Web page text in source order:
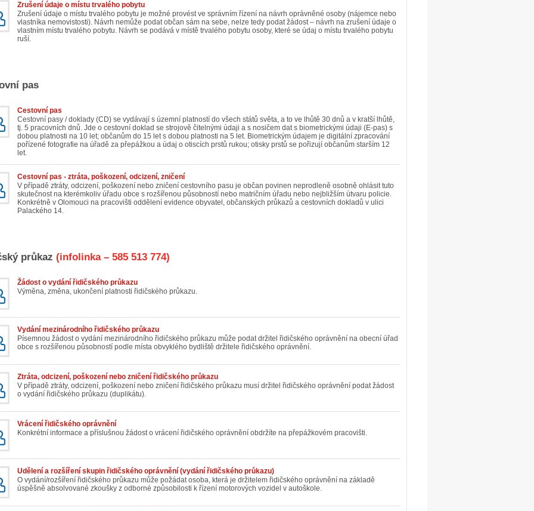
Zrušení údaje o místu trvalého pobytu
Zrušení údaje o místu trvalého pobytu je možné provést ve správním řízení na návrh oprávněné osoby (nájemce nebo
vlastníka nemovistosti). Návrh nemůže podat občan sám na sebe, nelze tedy podat žádost – návrh na zrušení údaje o
vlastním místu trvalého pobytu. Návrh se podává v místě trvalého pobytu osoby, které se údaj o místu trvalého pobytu
ruší.
pas
Cestovní pas
Cestovní pasy / doklady (CD) se vydávají s územní platností do všech států světa, a to ve lhůtě 30 dnů a v kratší lhůtě,
tj. 5 pracovních dnů. Jde o cestovní doklad se strojově čitelnými údaji a s nosičem dat s biometrickými údaji (E-pas) s
dobou platnosti na 10 let; občanům do 15 let s dobou platnosti na 5 let. Biometrickým údajem je digitální zpracování
pořízené fotografie na úřadě za přepážkou a údaj o otiscích prstů rukou; otisky prstů se pořizují občanům starším 12
let.
Cestovní pas - ztráta, poškození, odcizení, zničení
V případě ztráty, odcizení, poškození nebo zničení cestovního pasu je občan povinen neprodleně osobně ohlásit tuto
skutečnost na kterémkoliv úřadu obce s rozšířenou působností nebo matričním úřadu nebo nejbližším útvaru policie.
Konkrétně v Olomouci na pracovišti oddělení evidence obyvatel, občanských průkazů a cestovních dokladů v ulici
Palackého 14.
průkaz (infolinka – 585 513 774)
Žádost o vydání řidičského průkazu
Výměna, změna, ukončení platnosti řidičského průkazu.
Vydání mezinárodního řidičského průkazu
Písemnou žádost o vydání mezinárodního řidičského průkazu může podat držitel řidičského oprávnění na obecní úřad
obce s rozšířenou působností podle místa obvyklého bydliště držitele řidičského oprávnění.
Ztráta, odcizení, poškození nebo zničení řidičského průkazu
V případě ztráty, odcizení, poškození nebo zničení řidičského průkazu musí držitel řidičského oprávnění podat žádost
o vydání řidičského průkazu (duplikátu).
Vrácení řidičského oprávnění
Konkrétní informace a příslušnou žádost o vrácení řidičského oprávnění obdržíte na přepážkovém pracovišti.
Udělení a rozšíření skupin řidičského oprávnění (vydání řidičského průkazu)
O vydání/rozšíření řidičského průkazu může požádat osoba, která je držitelem řidičského oprávnění na základě
úspěšně absolvované zkoušky z odborné způsobilosti k řízení motorových vozidel v autoškole.